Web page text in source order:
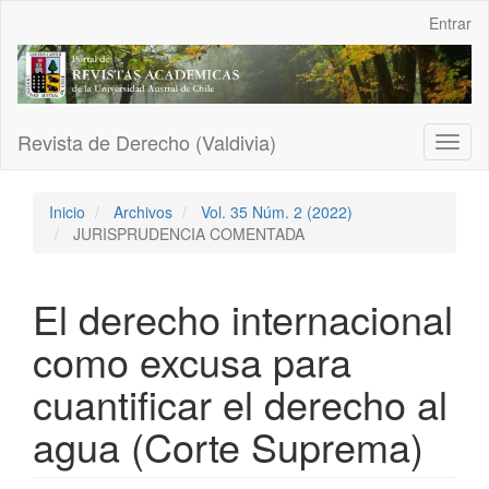
Contenido
principal
Barra
Entrar
Revista de Derecho (Valdivia)
Inicio Archivos
Vol. 35 Núm. 2 (2022)
JURISPRUDENCIA COMENTADA
El derecho internacional
como excusa para
cuantificar el derecho al
agua (Corte Suprema)